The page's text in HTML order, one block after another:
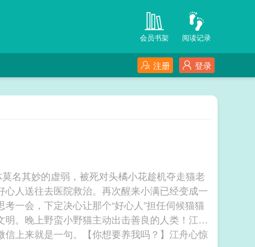
阅读记录
会员书架
登录
注册
名其妙的虚弱，被死对头橘小花趁机夺走猫老
人送往去医院救治。再次醒来小满已经变成一
一会，下定决心让那个“好心人”担任伺候猫猫
。晚上野蛮小野猫主动出击善良的人类！江舟
上来就是一句。【你想要养我吗？】江舟心惊